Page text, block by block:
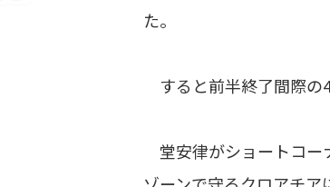
た。
すると前半終了間際の
堂安律がショートコー